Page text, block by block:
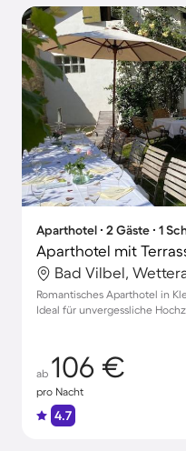
Aparthotel ∙ 2 Gäste ∙ 1
Bad Vilbel,
Romantisches Aparthotel in
Ideal für unvergessliche
ab 106 €
pro Nacht
4.7